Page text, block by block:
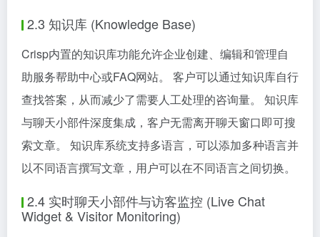
2.3 知识库 (Knowledge Base)
Crisp内置的知识库功能允许企业创建、编辑和管理自
助服务帮助中心或FAQ网站。 客户可以通过知识库自行
查找答案，从而减少了需要人工处理的咨询量。 知识库
与聊天小部件深度集成，客户无需离开聊天窗口即可搜
索文章。 知识库系统支持多语言，可以添加多种语言并
以不同语言撰写文章，用户可以在不同语言之间切换。
2.4 实时聊天小部件与访客监控 (Live Chat
Widget & Visitor Monitoring)